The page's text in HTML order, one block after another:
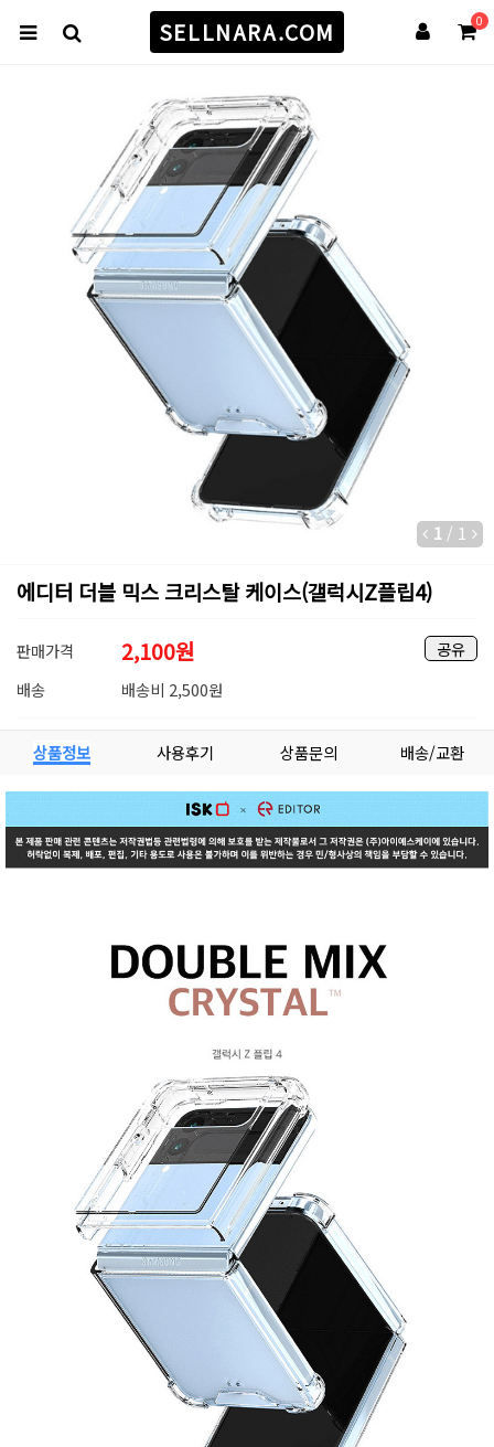
0
SELLNARA.COM
1 / 1
에디터 더블 믹스 크리스탈 케이스(갤럭시Z플립4)
공유
판매가격 2,100원
배송 배송비 2,500원
상품정보 사용후기 상품문의 배송/교환